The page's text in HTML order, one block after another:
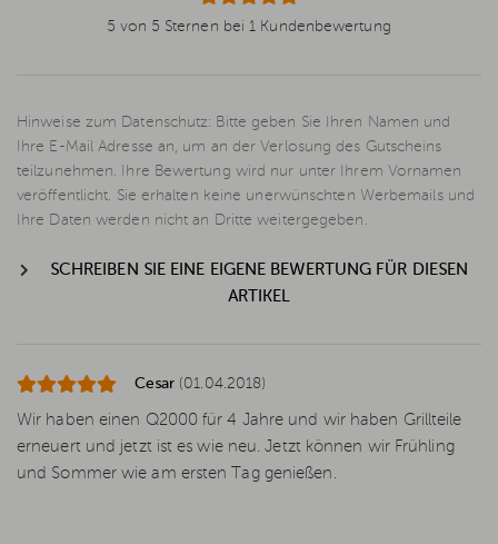
5 von 5 Sternen bei 1 Kundenbewertung
Hinweise zum Datenschutz: Bitte geben Sie Ihren Namen und
Ihre E-Mail Adresse an, um an der Verlosung des Gutscheins
teilzunehmen. Ihre Bewertung wird nur unter Ihrem Vornamen
veröffentlicht. Sie erhalten keine unerwünschten Werbemails und
Ihre Daten werden nicht an Dritte weitergegeben.
SCHREIBEN SIE EINE EIGENE BEWERTUNG FÜR DIESEN
ARTIKEL
Cesar (01.04.2018)
Wir haben einen Q2000 für 4 Jahre und wir haben Grillteile
erneuert und jetzt ist es wie neu. Jetzt können wir Frühling
und Sommer wie am ersten Tag genießen.